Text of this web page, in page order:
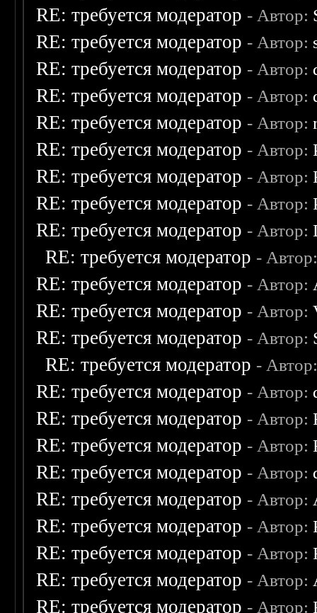
RE: требуется модератор - Автор:
RE: требуется модератор - Автор:
RE: требуется модератор - Автор:
RE: требуется модератор - Автор:
RE: требуется модератор - Автор:
RE: требуется модератор - Автор:
RE: требуется модератор - Автор:
RE: требуется модератор - Автор:
RE: требуется модератор - Автор:
RE: требуется модератор -
RE: требуется модератор - Автор:
RE: требуется модератор - Автор:
RE: требуется модератор - Автор:
RE: требуется модератор -
RE: требуется модератор - Автор:
RE: требуется модератор - Автор:
RE: требуется модератор - Автор:
RE: требуется модератор - Автор:
RE: требуется модератор - Автор:
RE: требуется модератор - Автор:
RE: требуется модератор - Автор:
RE: требуется модератор - Автор:
RE: требуется модератор - Автор: